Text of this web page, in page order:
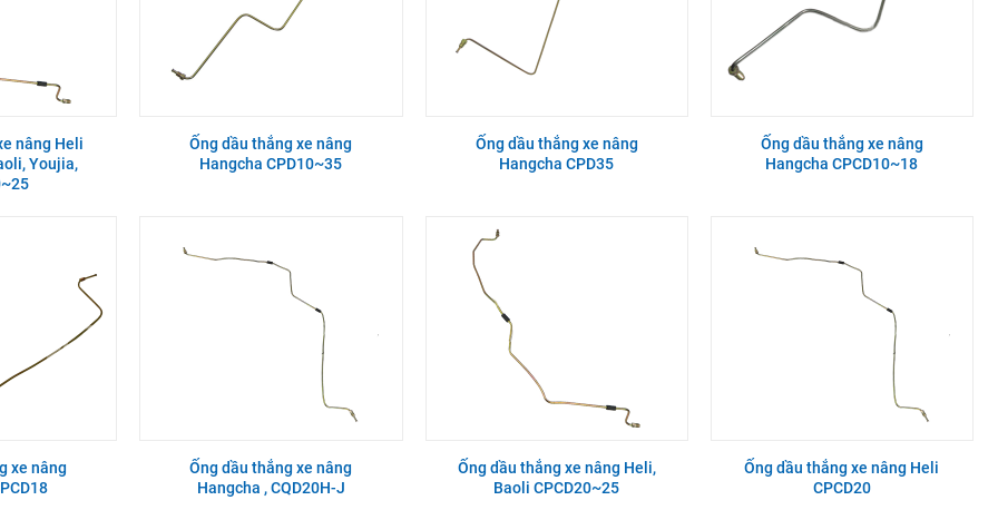
nâng Heli
Youjia,
Ống dầu thắng xe nâng
Hangcha CPD10~35
Ống dầu thắng xe nâng
Hangcha CPD35
Ống dầu thắng xe nâng
Hangcha CPCD10~18
xe nâng
Ống dầu thắng xe nâng
Hangcha , CQD20H-J
Ống dầu thắng xe nâng Heli,
Baoli CPCD20~25
Ống dầu thắng xe nâng Heli
CPCD20